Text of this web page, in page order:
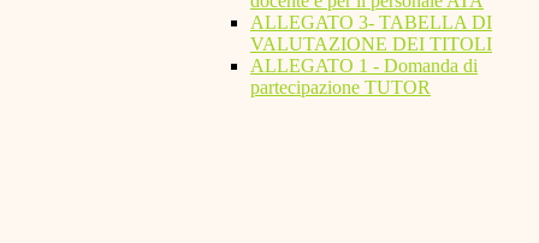
ALLEGATO 3- TABELLA DI
VALUTAZIONE DEI TITOLI
ALLEGATO 1 - Domanda di
partecipazione TUTOR